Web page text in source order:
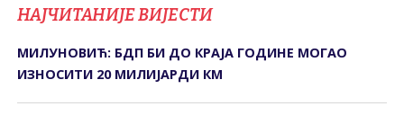
НАЈЧИТАНИЈЕ ВИЈЕСТИ
МИЛУНОВИЋ: БДП БИ ДО КРАЈА ГОДИНЕ МОГАО
ИЗНОСИТИ 20 МИЛИЈАРДИ КМ